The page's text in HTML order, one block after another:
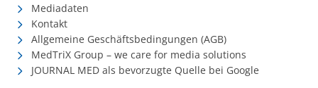
Mediadaten
Kontakt
Allgemeine Geschäftsbedingungen (AGB)
MedTriX Group – we care for media solutions
JOURNAL MED als bevorzugte Quelle bei Google